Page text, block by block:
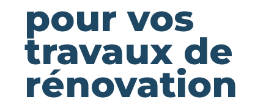
pour vos
travaux de
rénovation